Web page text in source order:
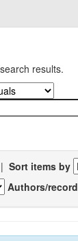
results.
| Sort items by
Authors/record